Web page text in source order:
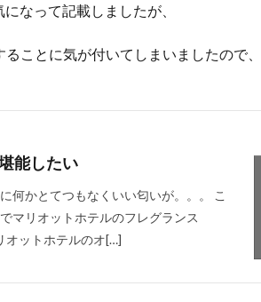
なって記載しましたが、
ことに気が付いてしまいましたので
能したい
何かとてつもなくいい匂いが。。。 こ
マリオットホテルのフレグランス
オットホテルのオ[…]